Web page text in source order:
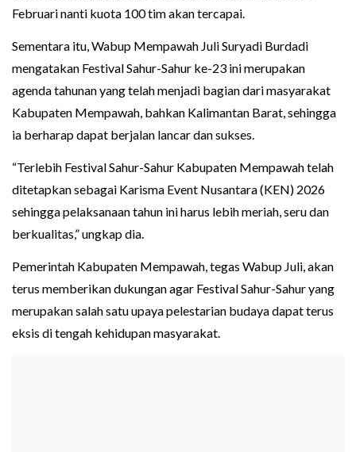
Februari nanti kuota 100 tim akan tercapai.
Sementara itu, Wabup Mempawah Juli Suryadi Burdadi
mengatakan Festival Sahur-Sahur ke-23 ini merupakan
agenda tahunan yang telah menjadi bagian dari masyarakat
Kabupaten Mempawah, bahkan Kalimantan Barat, sehingga
ia berharap dapat berjalan lancar dan sukses.
“Terlebih Festival Sahur-Sahur Kabupaten Mempawah telah
ditetapkan sebagai Karisma Event Nusantara (KEN) 2026
sehingga pelaksanaan tahun ini harus lebih meriah, seru dan
berkualitas,” ungkap dia.
Pemerintah Kabupaten Mempawah, tegas Wabup Juli, akan
terus memberikan dukungan agar Festival Sahur-Sahur yang
merupakan salah satu upaya pelestarian budaya dapat terus
eksis di tengah kehidupan masyarakat.